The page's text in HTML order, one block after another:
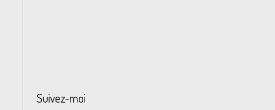
Suivez-moi